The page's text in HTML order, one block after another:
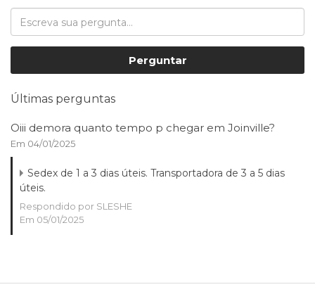
Perguntar
Últimas perguntas
Oiii demora quanto tempo p chegar em Joinville?
Em 04/01/2025
Sedex de 1 a 3 dias úteis. Transportadora de 3 a 5 dias
úteis.
Respondido por SLESHE
Em 05/01/2025